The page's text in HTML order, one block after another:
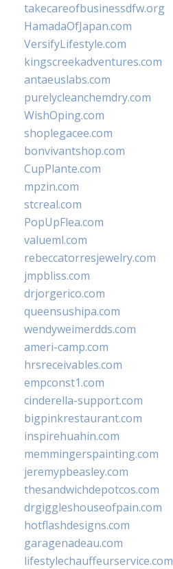
takecareofbusinessdfw.org
HamadaOfJapan.com
VersifyLifestyle.com
kingscreekadventures.com
antaeuslabs.com
purelycleanchemdry.com
WishOping.com
shoplegacee.com
bonvivantshop.com
CupPlante.com
mpzin.com
stcreal.com
PopUpFlea.com
valueml.com
rebeccatorresjewelry.com
jmpbliss.com
drjorgerico.com
queensushipa.com
wendyweimerdds.com
ameri-camp.com
hrsreceivables.com
empconst1.com
cinderella-support.com
bigpinkrestaurant.com
inspirehuahin.com
memmingerspainting.com
jeremypbeasley.com
thesandwichdepotcos.com
drgiggleshouseofpain.com
hotflashdesigns.com
garagenadeau.com
lifestylechauffeurservice.com